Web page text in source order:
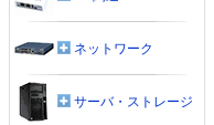
ネットワーク
サーバ・ストレージ